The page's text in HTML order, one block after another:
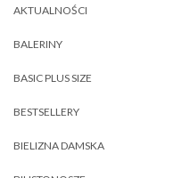
AKTUALNOŚCI
BALERINY
BASIC PLUS SIZE
BESTSELLERY
BIELIZNA DAMSKA